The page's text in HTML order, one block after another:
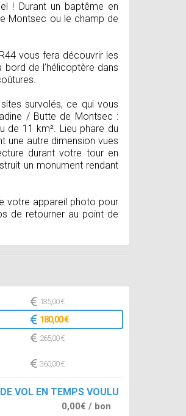
! Durant un baptême en
Montsec ou le champ de
vous fera découvrir les
bord de l’hélicoptère dans
survolés, ce qui vous
/ Butte de Montsec :
de 11 km². Lieu phare du
une autre dimension vues
durant votre tour en
un monument rendant
votre appareil photo pour
de retourner au point de
135,00 €
180,00 €
265,00 €
360,00 €
VOL EN TEMPS VOULU
0,00€ / bon